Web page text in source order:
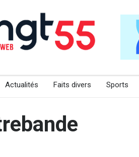
Actualités Faits divers Sports